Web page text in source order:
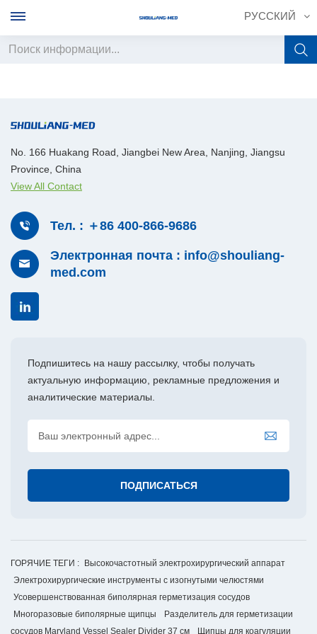
РУССКИЙ
Deutsch
No. 166 Huakang Road, Jiangbei New Area, Nanjing, Jiangsu
Province, China
View All Contact
Тел. : ＋86 400-866-9686
Электронная почта : info@shouliang-
med.com
Подпишитесь на нашу рассылку, чтобы получать
актуальную информацию, рекламные предложения и
аналитические материалы.
ГОРЯЧИЕ ТЕГИ : Высокочастотный электрохирургический аппарат
Электрохирургические инструменты с изогнутыми челюстями
Усовершенствованная биполярная герметизация сосудов
Многоразовые биполярные щипцы
Разделитель для герметизации
сосудов Maryland Vessel Sealer Divider 37 см
Щипцы для коагуляции